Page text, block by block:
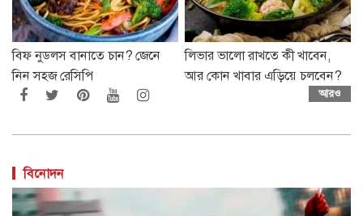
বিফ নুডলস বানাতে চান? জেনে
নিন সহজ রেসিপি
লিভার ভালো রাখতে কী খাবেন,
আর কোন খাবার এড়িয়ে চলবেন?
আরও
বিনোদন